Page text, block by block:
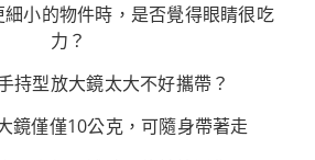
小的物件時，是否覺得眼睛很吃
力？
持型放大鏡太大不好攜帶？
鏡僅僅10公克，可隨身帶著走